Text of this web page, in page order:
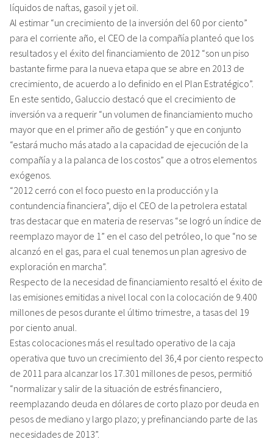
líquidos de naftas, gasoil y jet oil.
Al estimar “un crecimiento de la inversión del 60 por ciento”
para el corriente año, el CEO de la compañía planteó que los
resultados y el éxito del financiamiento de 2012 “son un piso
bastante firme para la nueva etapa que se abre en 2013 de
crecimiento, de acuerdo a lo definido en el Plan Estratégico”.
En este sentido, Galuccio destacó que el crecimiento de
inversión va a requerir “un volumen de financiamiento mucho
mayor que en el primer año de gestión” y que en conjunto
“estará mucho más atado a la capacidad de ejecución de la
compañía y a la palanca de los costos” que a otros elementos
exógenos.
“2012 cerró con el foco puesto en la producción y la
contundencia financiera”, dijo el CEO de la petrolera estatal
tras destacar que en materia de reservas “se logró un índice de
reemplazo mayor de 1” en el caso del petróleo, lo que “no se
alcanzó en el gas, para el cual tenemos un plan agresivo de
exploración en marcha”.
Respecto de la necesidad de financiamiento resaltó el éxito de
las emisiones emitidas a nivel local con la colocación de 9.400
millones de pesos durante el último trimestre, a tasas del 19
por ciento anual.
Estas colocaciones más el resultado operativo de la caja
operativa que tuvo un crecimiento del 36,4 por ciento respecto
de 2011 para alcanzar los 17.301 millones de pesos, permitió
“normalizar y salir de la situación de estrés financiero,
reemplazando deuda en dólares de corto plazo por deuda en
pesos de mediano y largo plazo; y prefinanciando parte de las
necesidades de 2013”.